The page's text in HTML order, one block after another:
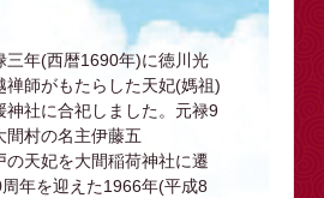
三年(西暦1690年)に徳川光
禅師がもたらした天妃(媽祖)
神社に合祀しました。元禄9
間村の名主伊藤五
の天妃を大間稲荷神社に遷
年を迎えた1966年(平成8